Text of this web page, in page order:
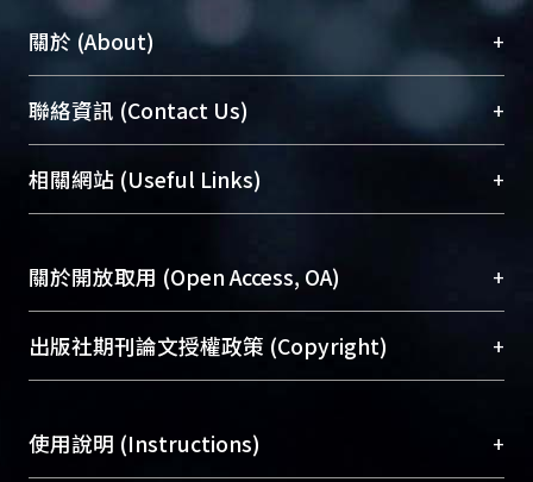
關於 (About) +
臺大位居世界頂尖大學之列，為永久珍藏及向國際
展現本校豐碩的研究成果及學術能量，圖書館整合
機構典藏（NTUR）與學術庫（AH）不同功能平
台，成為臺大學術典藏NTU scholars。期能整合研
成果。
To permanently archive and promote researcher
profiles and scholarly works, Library integrates the
services of “NTU Repository” with “Academic
聯絡資訊 (Contact Us) +
總館學科館員(Main Library)
醫學圖書館學科館員(Medical Library)
Sciences Library)
相關網站 (Useful Links) +
關於開放取用 (Open Access, OA) +
開放取用是從使用者角度提升資訊取用性的社會運
動，應用在學術研究上是透過將研究著作公開供使
用逐年攀升。同時可加速研究發展、提升研究影響
出版社期刊論文授權政策 (Copyright) +
含部分內容的版權非匯入者所有，或由第三方贊
助與合作完成，請確認該版權所有者及第三方同
使用說明 (Instructions) +